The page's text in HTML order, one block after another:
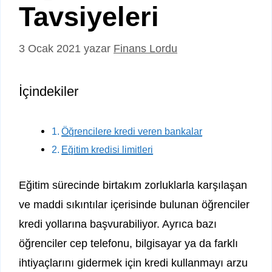
Tavsiyeleri
3 Ocak 2021 yazar Finans Lordu
İçindekiler
Öğrencilere kredi veren bankalar
Eğitim kredisi limitleri
Eğitim sürecinde birtakım zorluklarla karşılaşan
ve maddi sıkıntılar içerisinde bulunan öğrenciler
kredi yollarına başvurabiliyor. Ayrıca bazı
öğrenciler cep telefonu, bilgisayar ya da farklı
ihtiyaçlarını gidermek için kredi kullanmayı arzu